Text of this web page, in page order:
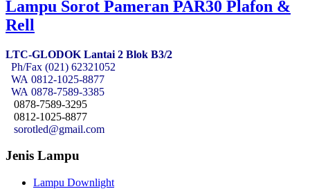
Lampu Sorot Pameran PAR30 Plafon &
Rell
LTC-GLODOK Lantai 2 Blok B3/2
Ph/Fax (021) 62321052
WA 0812-1025-8877
WA 0878-7589-3385
0878-7589-3295
0812-1025-8877
sorotled@gmail.com
Jenis Lampu
Lampu Downlight